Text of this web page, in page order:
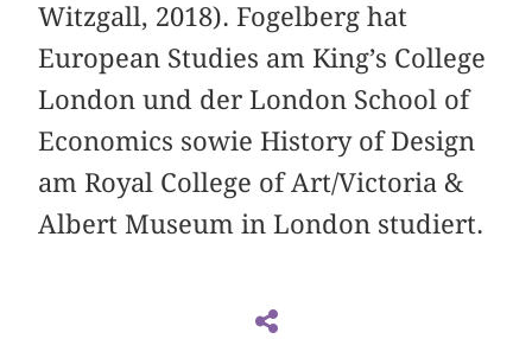
Witzgall, 2018). Fogelberg hat
European Studies am King’s College
London und der London School of
Economics sowie History of Design
am Royal College of Art/Victoria &
Albert Museum in London studiert.